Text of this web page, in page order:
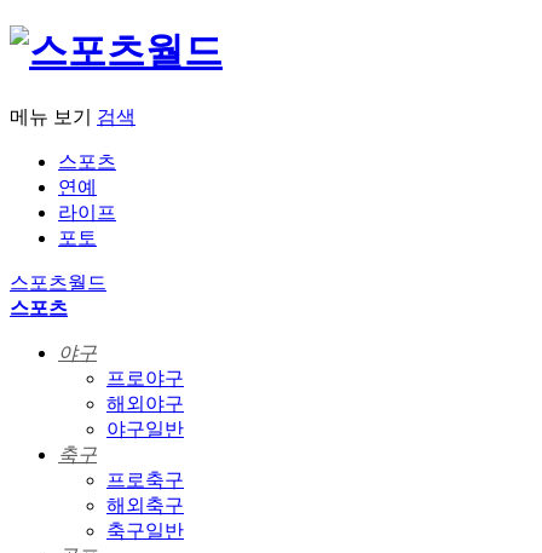
메뉴 보기 검색
스포츠
연예
라이프
포토
스포츠월드
스포츠
야구
프로야구
해외야구
야구일반
축구
프로축구
해외축구
축구일반